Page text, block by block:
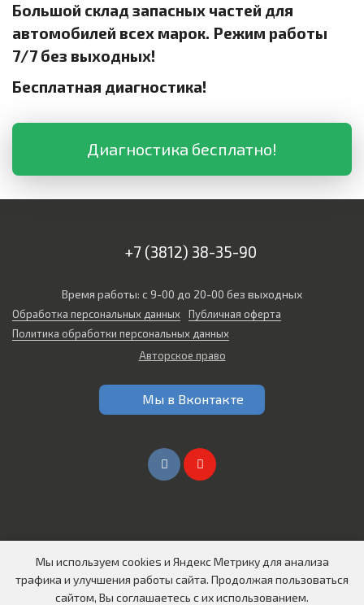
Большой склад запасных частей для
автомобилей всех марок. Режим работы
7/7 без выходных!
Бесплатная диагностика!
Диагностика бесплатно!
+7 (3812) 38-35-90
Время работы: с 9-00 до 20-00 без выходных
Обработка персональных данных
Публичная оферта
Политика обработки персональных данных
Авторское право
Мы в Вконтакте
Создание сайтов в Омске
© 2026 Все права защищены
Мы используем cookies и Яндекс Метрику для анализа
трафика и улучшения работы сайта. Продолжая пользоваться
сайтом, Вы соглашаетесь с их использованием.